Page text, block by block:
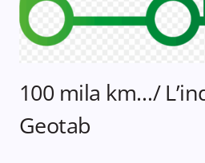
100 mila km…/
Geotab